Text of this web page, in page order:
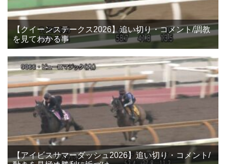
【クイーンステークス2026】追い切り・コメント/調教
を見てわかる事
【アイビスサマーダッシュ2026】追い切り・コメント/